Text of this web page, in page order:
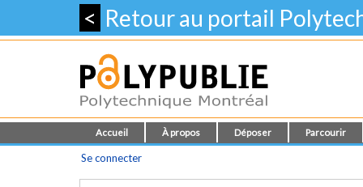
< Retour au portail
Accueil À propos Déposer Parcourir
Se connecter